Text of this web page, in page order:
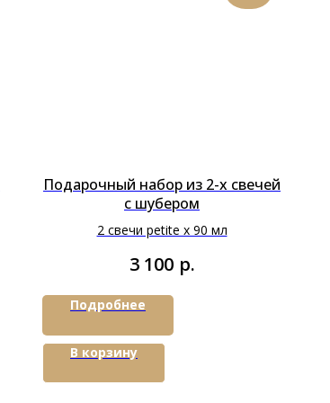
Подарочный набор из 2-х свечей
с шубером
2 свечи petite x 90 мл
3 100 р.
Подробнее
В корзину